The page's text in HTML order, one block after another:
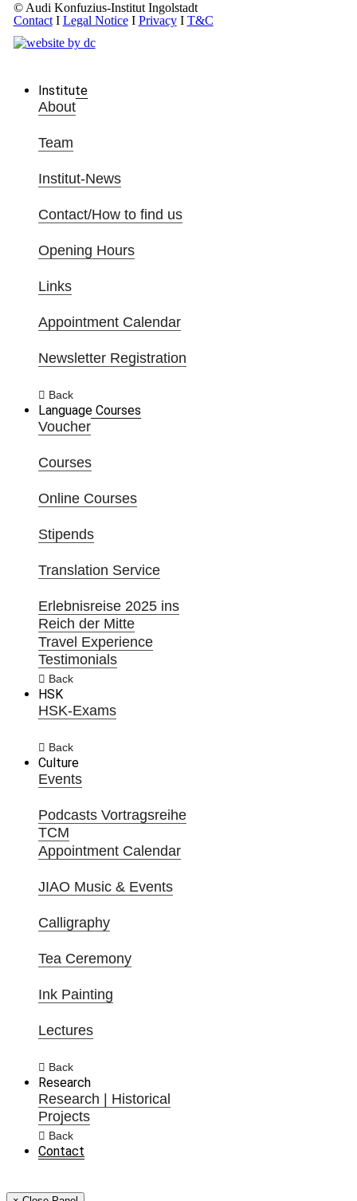
© Audi Konfuzius-Institut Ingolstadt
ContactI Legal NoticeI PrivacyI T&C
Institute
About
Team
Institut-News
Contact/How to find us
Opening Hours
Links
Appointment Calendar
Newsletter Registration
Back
Language Courses
Voucher
Courses
Online Courses
Stipends
Translation Service
Erlebnisreise 2025 ins
Reich der Mitte
Travel Experience
Testimonials
Back
HSK
HSK-Exams
Back
Culture
Events
Podcasts Vortragsreihe
TCM
Appointment Calendar
JIAO Music & Events
Calligraphy
Tea Ceremony
Ink Painting
Lectures
Back
Research
Research | Historical
Projects
Back
Contact